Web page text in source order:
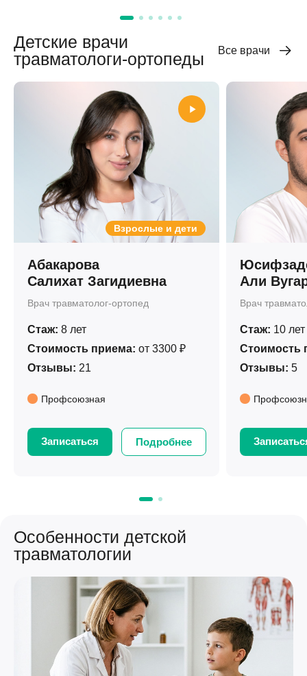
Детские врачи
травматологи-ортопеды
Все врачи
Взрослые и дети
Абакарова
Салихат Загидиевна
Врач травматолог-ортопед
Стаж: 8 лет
Стоимость приема: от 3300 ₽
Отзывы: 21
Профсоюзная
Записаться Подробнее
Али
Врач
Стаж: 10 лет
Стоимость
Отзывы: 5
Особенности детской
травматологии